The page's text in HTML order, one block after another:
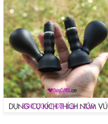
DỤNG CỤ KÍCH THÍCH NÚM VÚ
390.000₫|Đã bán: 232